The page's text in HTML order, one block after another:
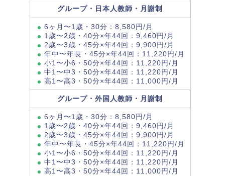
グループ・日本人教師・月謝制
6ヶ月〜1歳・30分：8,580円/月
1歳〜2歳・40分×年44回：9,460円/月
2歳〜3歳・45分×年44回：9,900円/月
年中〜年長・45分×年44回：11,220円/月
小1〜小6・50分×年44回：11,220円/月
中1〜中3・50分×年44回：11,220円/月
高1〜高3・50分×年44回：11,000円/月
グループ・外国人教師・月謝制
6ヶ月〜1歳・30分：8,580円/月
1歳〜2歳・40分×年44回：9,460円/月
2歳〜3歳・45分×年44回：9,900円/月
年中〜年長・45分×年44回：11,220円/月
小1〜小6・50分×年44回：11,220円/月
中1〜中3・50分×年44回：11,220円/月
高1〜高3・50分×年44回：11,000円/月